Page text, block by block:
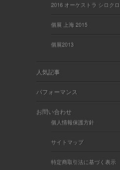
2016 オーケストラ シロクロ
個展 上海 2015
個展2013
人気記事
パフォーマンス
お問い合わせ
個人情報保護方針
サイトマップ
特定商取引法に基づく表示